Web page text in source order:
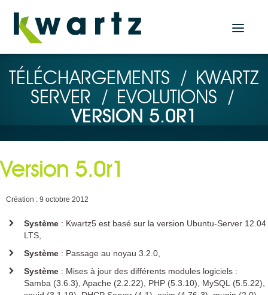
Actualités
Accueil
KWARTZ SERVER
Solutions Tablettes
KMC BOX
KMC CLOUD
Plugin KMC pour KWARTZ SERVER
Plugin KMC pour EOLE
Solutions de filtrage
TÉLÉCHARGEMENTS / KWARTZ
SERVER
/ EVOLUTIONS
/
VERSION 5.0R1
Version 5.0r1
Création : 9 octobre 2012
Système : Kwartz5 est basé sur la version Ubuntu-Server 12.04
LTS,
Système : Passage au noyau 3.2.0,
Système : Mises à jour des différents modules logiciels :
Samba (3.6.3), Apache (2.2.22), PHP (5.3.10), MySQL (5.5.22),